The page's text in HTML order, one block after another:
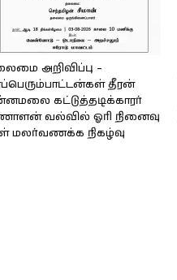
அறிவிப்பு –
தீரன்
கட்டுத்தடிக்காரர்
வல்வில் ஓரி நினைவு
மலர்வணக்க நிகழ்வு